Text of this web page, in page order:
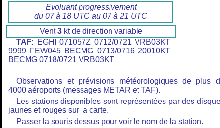
Evoluant progressivement
du 07 à 18 UTC au 07 à 21 UTC
Vent3kt de direction variable
TAF: EGHI 071057Z 0712/0721 VRB03KT
9999 FEW045 BECMG 0713/0716 20010KT
BECMG 0718/0721 VRB03KT
Observations et prévisions météorologiques de plus
4000 aéroports (messages METAR et TAF).
Les stations disponibles sont représentées par des
jaunes et rouges sur la carte.
Passer la souris dessus pour voir le nom de la station.